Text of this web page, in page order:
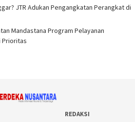
JTR Adukan Pengangkatan Perangkat di
Mandastana Program Pelayanan
Prioritas
REDAKSI